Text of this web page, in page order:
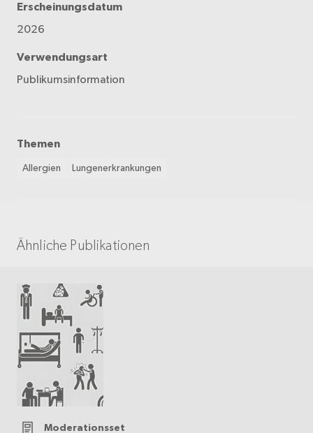
Erscheinungsdatum
2026
Verwendungsart
Publikumsinformation
Themen
Allergien Lungenerkrankungen
Ähnliche Publikationen
Moderationsset